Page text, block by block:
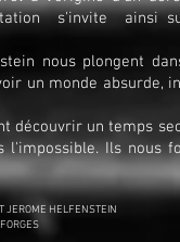
s'invite ainsi
nous plongent
un monde absurde,
découvrir un temps
l'impossible. Ils nous
JEROME HELFENSTEIN